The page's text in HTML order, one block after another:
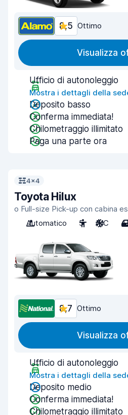
8,5 Ottimo
Visualizza
Ufficio di autonoleggio
Mostra i dettagli della
Deposito basso
Conferma immediata!
Chilometraggio illimitato
Paga una parte ora
4x4
Toyota Hilux
o Full-size Pick-up con cabina
Automatico
5 A/C 4
8,7 Ottimo
Visualizza
Ufficio di autonoleggio
Mostra i dettagli della
Deposito medio
Conferma immediata!
Chilometraggio illimitato